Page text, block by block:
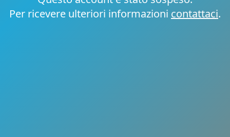
Per ricevere ulteriori informazioni contattaci.